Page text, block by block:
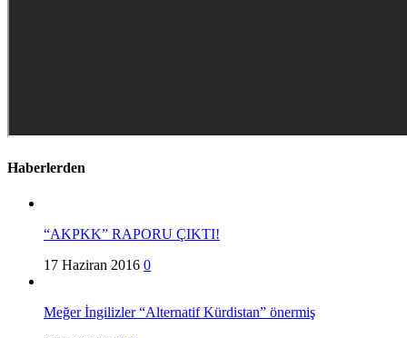
Haberlerden
“AKPKK” RAPORU ÇIKTI!
17 Haziran 2016 0
Meğer İngilizler “Alternatif Kürdistan” önermiş